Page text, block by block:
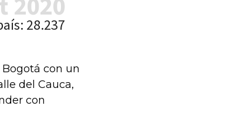
con un
del Cauca,
con